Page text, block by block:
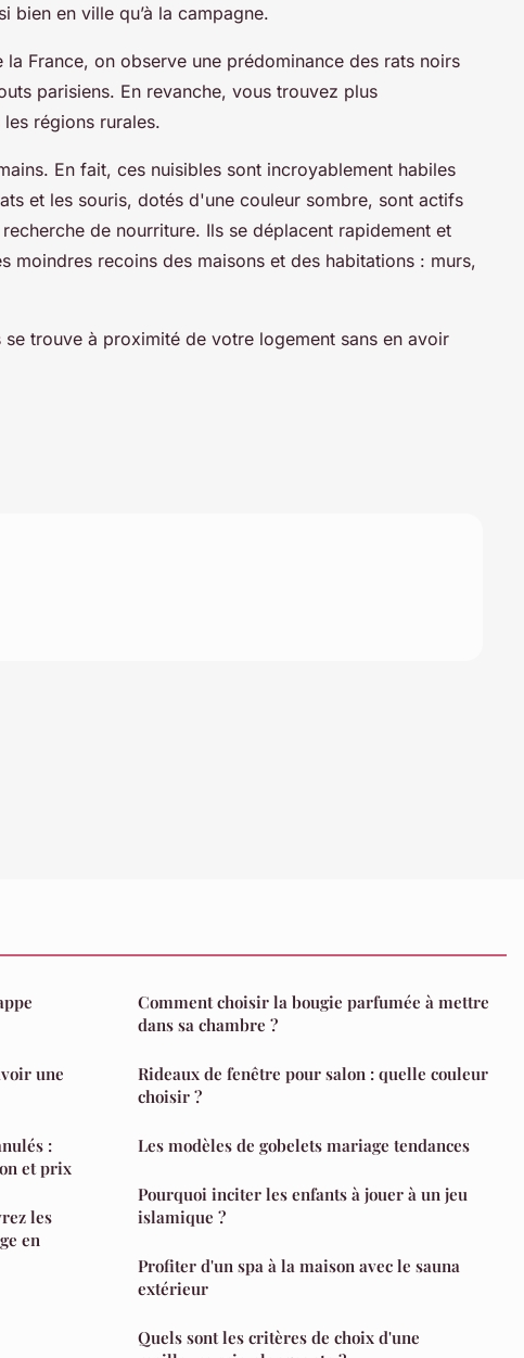
bien en ville qu’à la campagne.
la France, on observe une prédominance des rats noirs
parisiens. En revanche, vous trouvez plus
régions rurales.
En fait, ces nuisibles sont incroyablement habiles
et les souris, dotés d'une couleur sombre, sont actifs
de nourriture. Ils se déplacent rapidement et
moindres recoins des maisons et des habitations : murs,
trouve à proximité de votre logement sans en avoir
une
:
et prix
les
en
Comment choisir la bougie parfumée à mettre
dans sa chambre ?
Rideaux de fenêtre pour salon : quelle couleur
choisir ?
Les modèles de gobelets mariage tendances
Pourquoi inciter les enfants à jouer à un jeu
islamique ?
Profiter d'un spa à la maison avec le sauna
extérieur
Quels sont les critères de choix d'une